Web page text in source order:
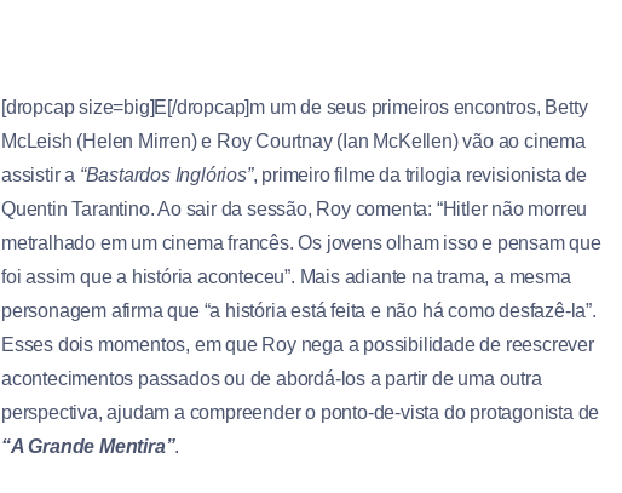
[dropcap size=big]E[/dropcap]m um de seus primeiros encontros, Betty
McLeish (Helen Mirren) e Roy Courtnay (Ian McKellen) vão ao cinema
assistir a “Bastardos Inglórios”, primeiro filme da trilogia revisionista de
Quentin Tarantino. Ao sair da sessão, Roy comenta: “Hitler não morreu
metralhado em um cinema francês. Os jovens olham isso e pensam que
foi assim que a história aconteceu”. Mais adiante na trama, a mesma
personagem afirma que “a história está feita e não há como desfazê-la”.
Esses dois momentos, em que Roy nega a possibilidade de reescrever
acontecimentos passados ou de abordá-los a partir de uma outra
perspectiva, ajudam a compreender o ponto-de-vista do protagonista de
“A Grande Mentira”.